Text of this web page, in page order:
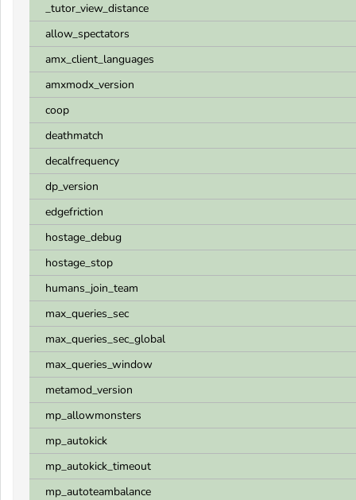
_tutor_view_distance
allow_spectators
amx_client_languages
amxmodx_version
coop
deathmatch
decalfrequency
dp_version
edgefriction
hostage_debug
hostage_stop
humans_join_team
max_queries_sec
max_queries_sec_global
max_queries_window
metamod_version
mp_allowmonsters
mp_autokick
mp_autokick_timeout
mp_autoteambalance